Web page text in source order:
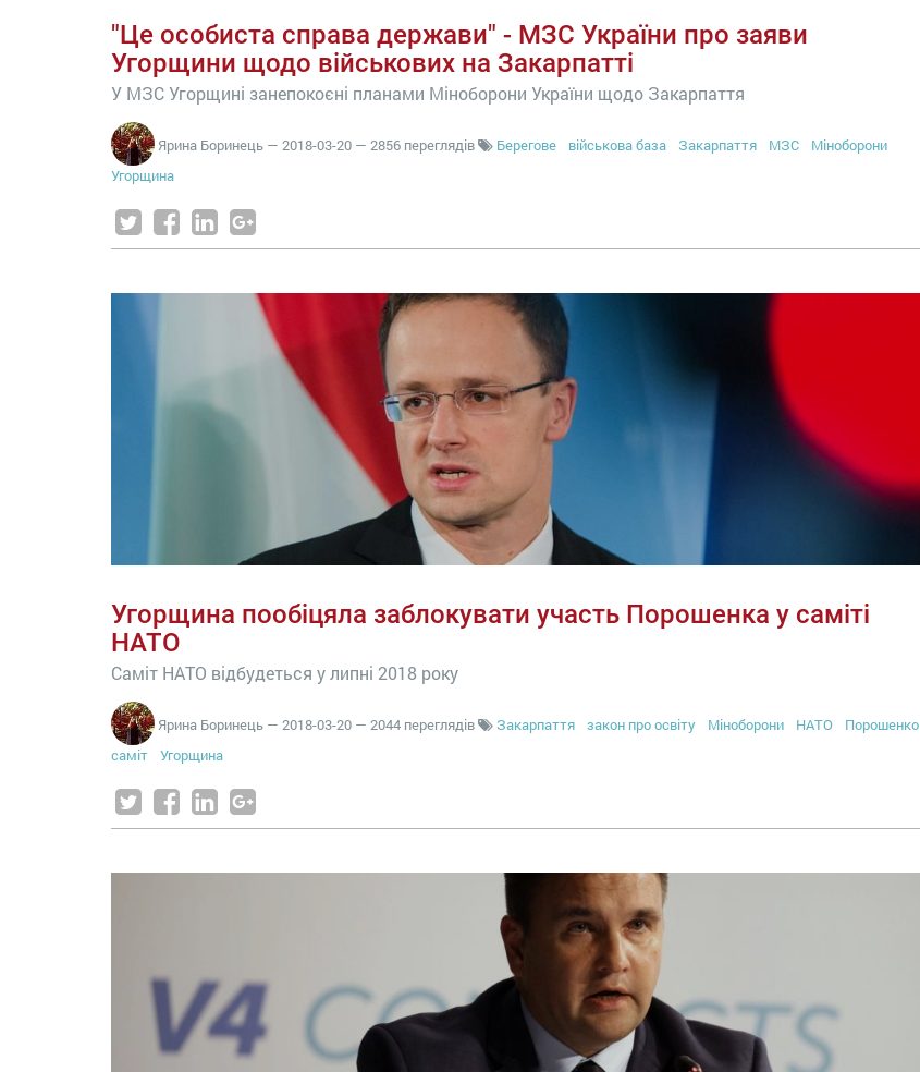
"Це особиста справа держави" - МЗС України про заяви
Угорщини щодо військових на Закарпатті
У МЗС Угорщині занепокоєні планами Міноборони України щодо Закарпаття
Ярина Боринець — 2018-03-20 — 2856 переглядів Берегове військова база Закарпаття МЗС
Міноборони
Угорщина
Угорщина пообіцяла заблокувати участь Порошенка у саміті
НАТО
Саміт НАТО відбудеться у липні 2018 року
Ярина Боринець — 2018-03-20 — 2044 переглядів Закарпаття закон про освіту Міноборони НАТО
Порошенко
саміт
Угорщина